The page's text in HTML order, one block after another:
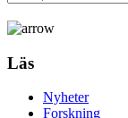
Läs
Nyheter
Forskning